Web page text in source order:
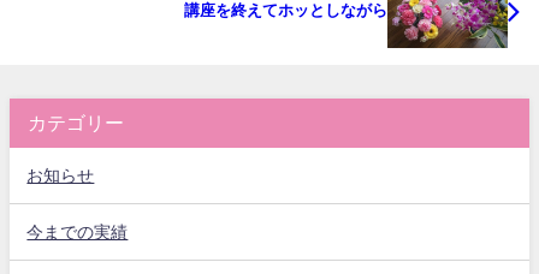
講座を終えてホッとしながら
カテゴリー
お知らせ
今までの実績